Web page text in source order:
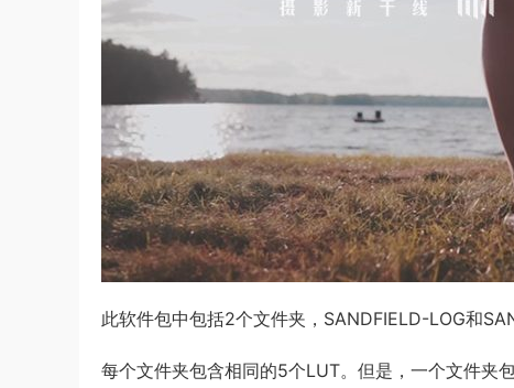
此软件包中包括2个文件夹，SANDFIELD-LOG和
每个文件夹包含相同的5个LUT。但是，一个文件夹